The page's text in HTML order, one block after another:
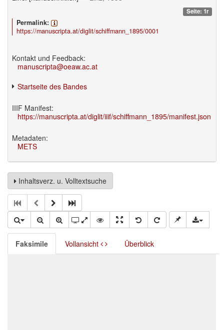
Seite: 1r
Permalink:
https://manuscripta.at/diglit/schiffmann_1895/0001
Kontakt und Feedback:
manuscripta@oeaw.ac.at
Startseite des Bandes
IIIF Manifest:
https://manuscripta.at/diglit/iiif/schiffmann_1895/manifest.json
Metadaten:
METS
Inhaltsverz. u. Volltextsuche
Faksimile Vollansicht Überblick